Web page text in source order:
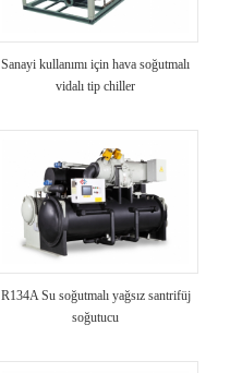
Sanayi kullanımı için hava soğutmalı
vidalı tip chiller
R134A Su soğutmalı yağsız santrifüj
soğutucu